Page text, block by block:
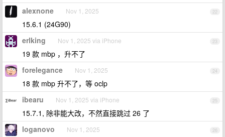
22
alexnone Nov 1, 2025
15.6.1 (24G90)
23
erlking Nov 1, 2025 via iPhone
19 款 mbp ，升不了
24
forelegance Nov 1, 2025
18 款 mbp 升不了，等 oclp
25
ibearu Nov 1, 2025 via iPhone
15.7.1, 除非能大改，不然直接跳过 26 了
26
loganovo Nov 1, 2025